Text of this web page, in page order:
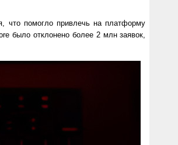
что помогло привлечь на платформу
было отклонено более 2 млн заявок,